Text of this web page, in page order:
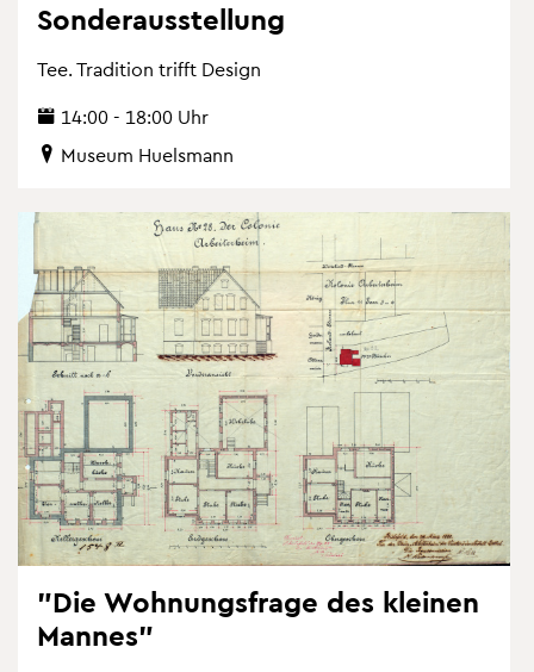
Son­der­aus­stel­lung
Tee. Tra­di­ti­on trifft De­sign
14:00 - 18:00 Uhr
Mu­se­um Hu­els­mann
"Die Woh­nungs­fra­ge des klei­nen
Man­nes"